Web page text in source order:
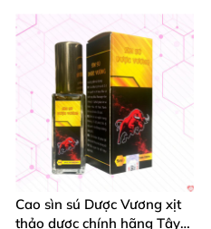
Cao sìn sú Dược Vương xịt
thảo dược chính hãng Tây